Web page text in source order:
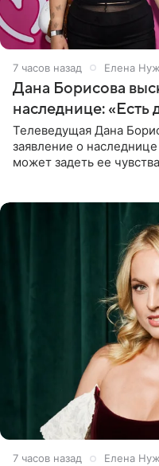
7 часов назад Елена
Дана Борисова
наследнице:
Телеведущая Дана
заявление о
может задеть ее
8 часов назад Елена